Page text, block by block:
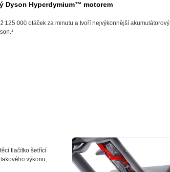
Dyson Hyperdymium™ motorem
125 000 otáček za minutu a tvoří nejvýkonnější akumulátorový
tlačítko šetřící
výkonu,